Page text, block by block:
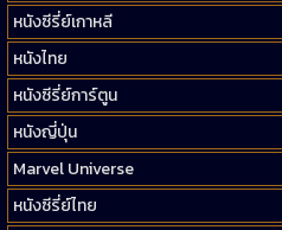
หนังซีรี่ย์เกาหลี
หนังไทย
หนังซีรี่ย์การ์ตูน
หนังญี่ปุ่น
Marvel Universe
หนังซีรี่ย์ไทย